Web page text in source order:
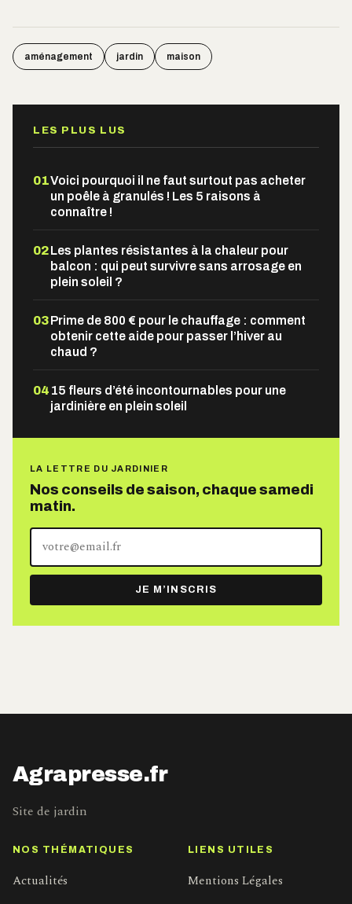
aménagement jardin maison
LES PLUS LUS
01Voici pourquoi il ne faut surtout pas acheter
un poêle à granulés ! Les 5 raisons à
connaître !
02Les plantes résistantes à la chaleur pour
balcon : qui peut survivre sans arrosage en
plein soleil ?
03Prime de 800 € pour le chauffage : comment
obtenir cette aide pour passer l’hiver au
chaud ?
04 15 fleurs d’été incontournables pour une
jardinière en plein soleil
LA LETTRE DU JARDINIER
Nos conseils de saison, chaque samedi
matin.
Votre
adresse
e-
mail
JE M’INSCRIS
Agrapresse.fr
Site de jardin
NOS THÉMATIQUES
Actualités
LIENS UTILES
Mentions Légales